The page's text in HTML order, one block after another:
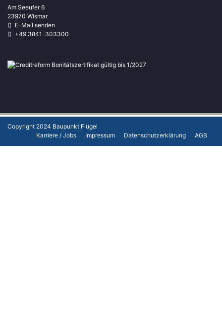
Am Seeufer 6
23970 Wismar
E-Mail senden
+49 3841-303300
Copyright 2024 Baupunkt Flügel
Karriere / Jobs
Impressum Datenschutzerklärung AGB